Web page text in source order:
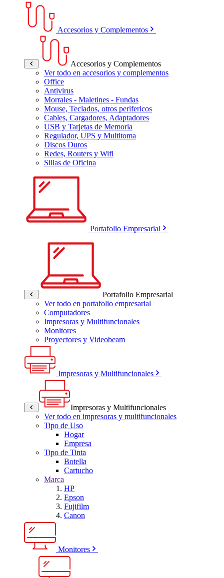
Accesorios y Complementos
Accesorios y Complementos
Ver todo en accesorios y complementos
Office
Antivirus
Morrales - Maletines - Fundas
Mouse, Teclados, otros perifericos
Cables, Cargadores, Adaptadores
USB y Tarjetas de Memoria
Regulador, UPS y Multitoma
Discos Duros
Redes, Routers y Wifi
Sillas de Oficina
Portafolio Empresarial
Portafolio Empresarial
Ver todo en portafolio empresarial
Computadores
Impresoras y Multifuncionales
Monitores
Proyectores y Videobeam
Impresoras y Multifuncionales
Impresoras y Multifuncionales
Ver todo en impresoras y multifuncionales
Tipo de Uso
Hogar
Empresa
Tipo de Tinta
Botella
Cartucho
Marca
HP
Epson
Fujifilm
Canon
Monitores